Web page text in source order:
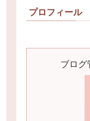
プロフィール
ブログ